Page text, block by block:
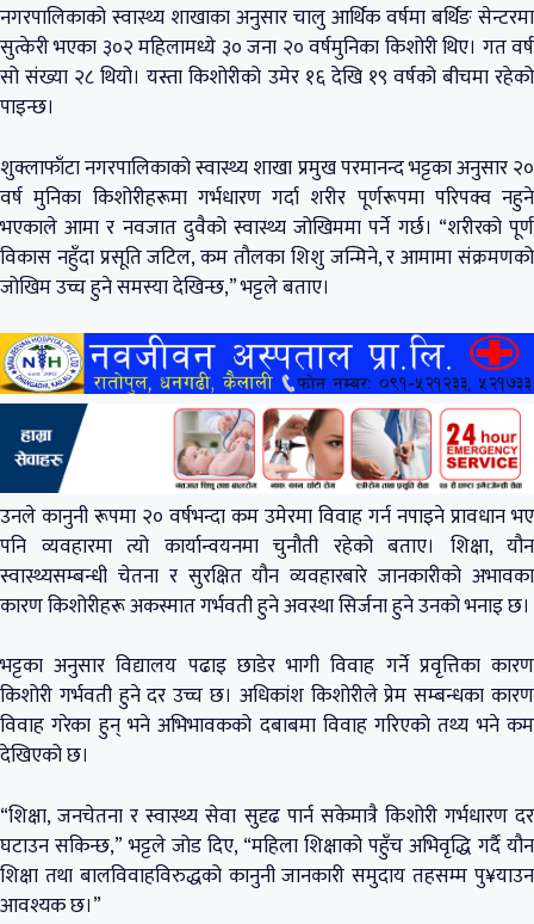
नगरपालिकाको स्वास्थ्य शाखाका अनुसार चालु आर्थिक वर्षमा बर्थिङ सेन्टरमा
सुत्केरी भएका ३०२ महिलामध्ये ३० जना २० वर्षमुनिका किशोरी थिए। गत वर्ष
सो संख्या २८ थियो। यस्ता किशोरीको उमेर १६ देखि १९ वर्षको बीचमा रहेको
पाइन्छ।
शुक्लाफाँटा नगरपालिकाको स्वास्थ्य शाखा प्रमुख परमानन्द भट्टका अनुसार २०
वर्ष मुनिका किशोरीहरूमा गर्भधारण गर्दा शरीर पूर्णरूपमा परिपक्व नहुने
भएकाले आमा र नवजात दुवैको स्वास्थ्य जोखिममा पर्ने गर्छ। “शरीरको पूर्ण
विकास नहुँदा प्रसूति जटिल, कम तौलका शिशु जन्मिने, र आमामा संक्रमणको
जोखिम उच्च हुने समस्या देखिन्छ,” भट्टले बताए।
उनले कानुनी रूपमा २० वर्षभन्दा कम उमेरमा विवाह गर्न नपाइने प्रावधान भए
पनि व्यवहारमा त्यो कार्यान्वयनमा चुनौती रहेको बताए। शिक्षा, यौन
स्वास्थ्यसम्बन्धी चेतना र सुरक्षित यौन व्यवहारबारे जानकारीको अभावका
कारण किशोरीहरू अकस्मात गर्भवती हुने अवस्था सिर्जना हुने उनको भनाइ छ।
भट्टका अनुसार विद्यालय पढाइ छाडेर भागी विवाह गर्ने प्रवृत्तिका कारण
किशोरी गर्भवती हुने दर उच्च छ। अधिकांश किशोरीले प्रेम सम्बन्धका कारण
विवाह गरेका हुन् भने अभिभावकको दबाबमा विवाह गरिएको तथ्य भने कम
देखिएको छ।
“शिक्षा, जनचेतना र स्वास्थ्य सेवा सुदृढ पार्न सकेमात्रै किशोरी गर्भधारण दर
घटाउन सकिन्छ,” भट्टले जोड दिए, “महिला शिक्षाको पहुँच अभिवृद्धि गर्दै यौन
शिक्षा तथा बालविवाहविरुद्धको कानुनी जानकारी समुदाय तहसम्म पु¥याउन
आवश्यक छ।”